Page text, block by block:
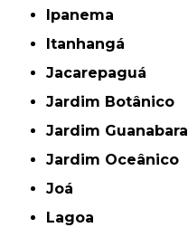
Ipanema
Itanhangá
Jacarepaguá
Jardim Botânico
Jardim Guanabara
Jardim Oceânico
Joá
Lagoa